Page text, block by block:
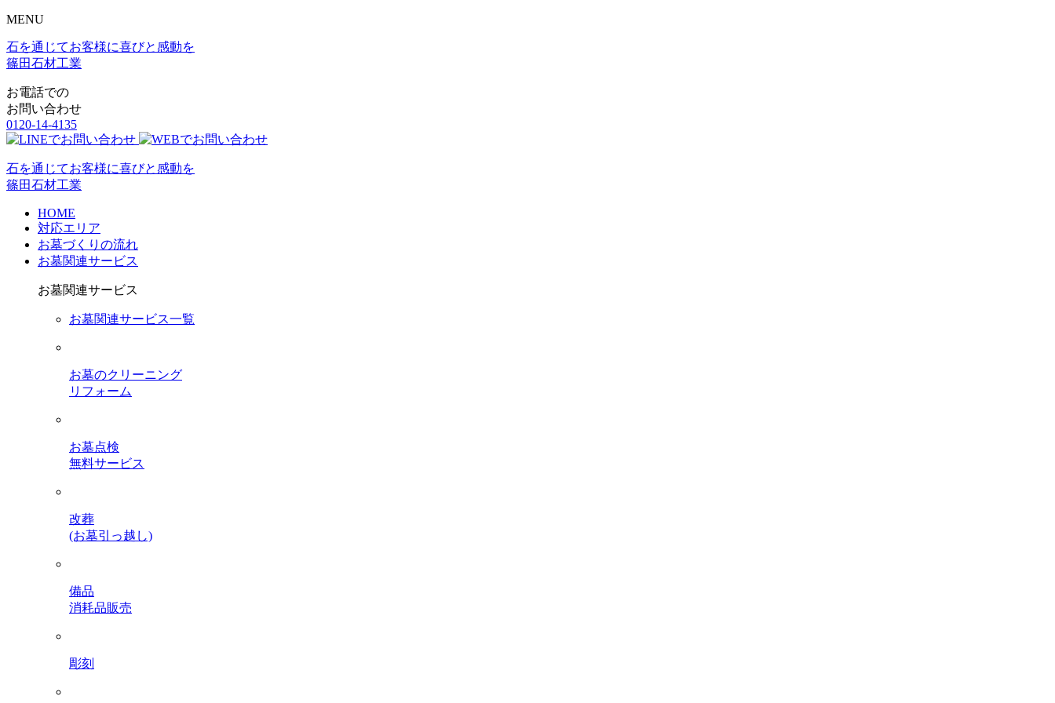
MENU
石を通じてお客様に喜びと感動を
篠田石材工業
お電話での
お問い合わせ
0120-14-4135
石を通じてお客様に喜びと感動を
篠田石材工業
HOME
対応エリア
お墓づくりの流れ
お墓関連サービス
お墓関連サービス
お墓関連サービス一覧
お墓のクリーニング
リフォーム
お墓点検
無料サービス
改葬
(お墓引っ越し)
備品
消耗品販売
彫刻